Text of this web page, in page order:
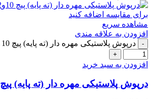
برای مقایسه اضافه کنید
مشاهده سریع
افزودن به علاقه مندی
درپوش پلاستیکی مهره دار (ته پایه) پیچ 10 میلی متر عدد
افزودن به سبد خرید
درپوش پلاستیکی مهره دار (ته پایه) پیچ 10 میلی متر